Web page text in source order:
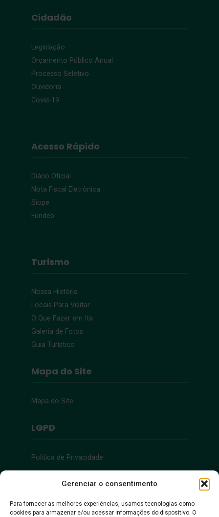
Gerenciar o consentimento
Para fornecer as melhores experiências, usamos tecnologias como
cookies para armazenar e/ou acessar informações do dispositivo. O
Cidadão
Legislação
Orçamento Público Anual
Processo Seletivo
Ouvidoria
Covid-19
Acesso Rápido
Diário Oficial
Nota Fiscal Eletrônica
Siope
Fundeb
Turismo
Nossa História
Locais Para Visitar
O Que Fazer em Ita
Galeria de Fotos
Guia Turístico
Mapa do Site
Mapa do Site
LGPD
Política de Privacidade
Acessibilidade
Acessibilidade